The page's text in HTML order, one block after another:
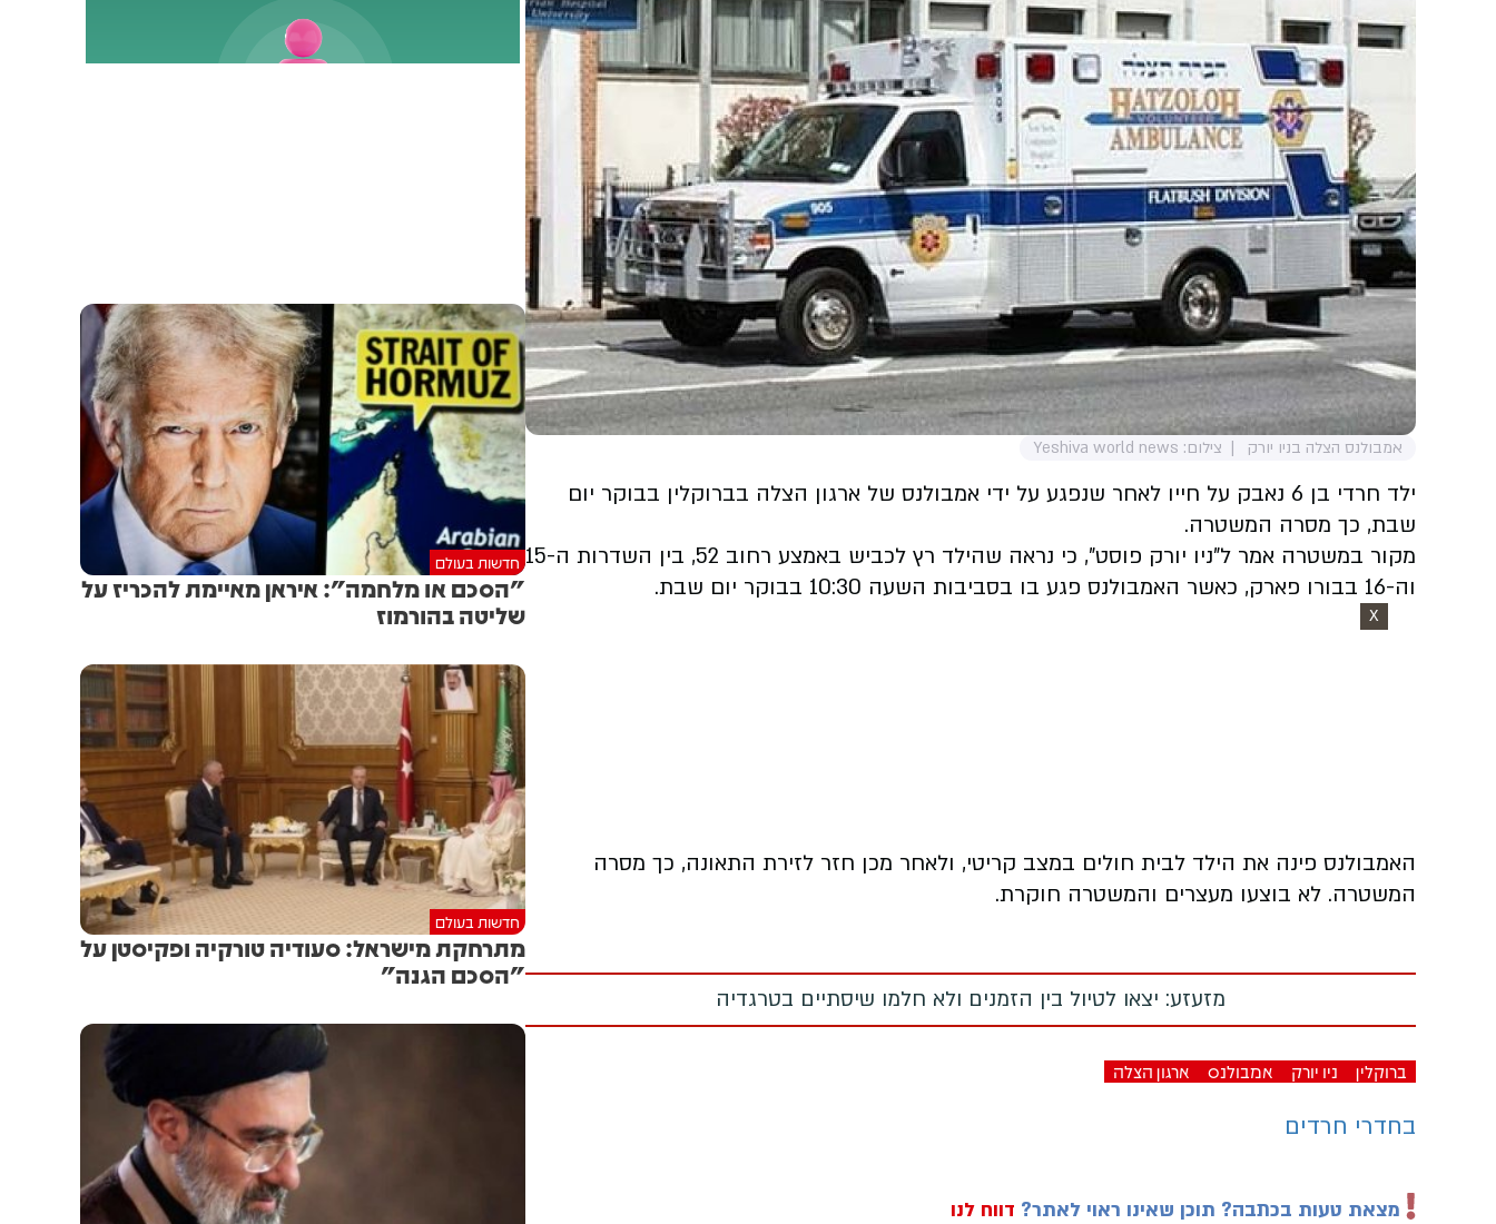
אמבולנס הצלה בניו יורק צילום: Yeshiva world news
ילד חרדי בן 6 נאבק על חייו לאחר שנפגע על ידי אמבולנס של ארגון הצלה בברוקלין בבוקר יום
שבת, כך מסרה המשטרה.
מקור במשטרה אמר ל"ניו יורק פוסט", כי נראה שהילד רץ לכביש באמצע רחוב 52, בין השדרות ה-15
וה-16 בבורו פארק, כאשר האמבולנס פגע בו בסביבות השעה 10:30 בבוקר יום שבת.
X
האמבולנס פינה את הילד לבית חולים במצב קריטי, ולאחר מכן חזר לזירת התאונה, כך מסרה
המשטרה. לא בוצעו מעצרים והמשטרה חוקרת.
מזעזע: יצאו לטיול בין הזמנים ולא חלמו שיסתיים בטרגדיה
ברוקלין ניו יורק אמבולנס ארגון הצלה
בחדרי חרדים
מצאת טעות בכתבה? תוכן שאינו ראוי לאתר? דווח לנו
חדשות בעולם
"הסכם או מלחמה": איראן מאיימת להכריז על
שליטה בהורמוז
חדשות בעולם
מתרחקת מישראל: סעודיה טורקיה ופקיסטן על
"הסכם הגנה"